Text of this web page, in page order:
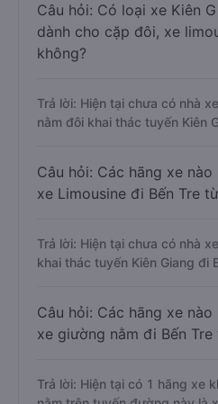
Câu hỏi: Có loại xe Kiên
dành cho cặp đôi, xe
không?
Trả lời: Hiện tại chưa có nhà
nằm đôi khai thác tuyến Kiên
Câu hỏi: Các hãng xe
xe Limousine đi Bến Tre
Trả lời: Hiện tại chưa có nhà
khai thác tuyến Kiên Giang đi
Câu hỏi: Các hãng xe
xe giường nằm đi Bến Tre
Trả lời: Hiện tại có 1 hãng xe